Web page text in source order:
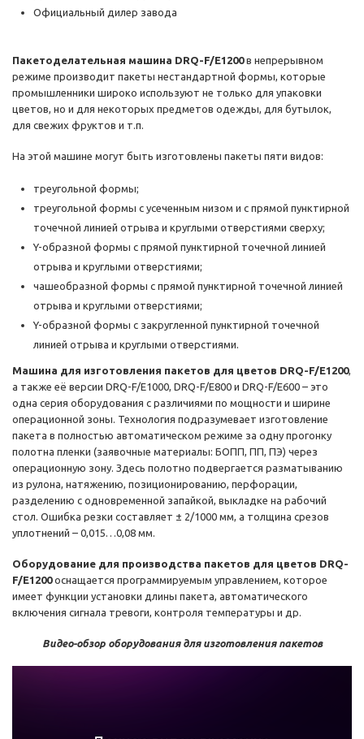
Официальный дилер завода
Пакетоделательная машина DRQ-F/E1200в непрерывном
режиме производит пакеты нестандартной формы, которые
промышленники широко используют не только для упаковки
цветов, но и для некоторых предметов одежды, для бутылок,
для свежих фруктов и т.п.
На этой машине могут быть изготовлены пакеты пяти видов:
треугольной формы;
треугольной формы с усеченным низом и с прямой пунктирной
точечной линией отрыва и круглыми отверстиями сверху;
Y-образной формы с прямой пунктирной точечной линией
отрыва и круглыми отверстиями;
чашеобразной формы с прямой пунктирной точечной линией
отрыва и круглыми отверстиями;
Y-образной формы с закругленной пунктирной точечной
линией отрыва и круглыми отверстиями.
Машина для изготовления пакетов для цветов DRQ-F/E1200,
а также её версии DRQ-F/E1000, DRQ-F/E800 и DRQ-F/E600 – это
одна серия оборудования с различиями по мощности и ширине
операционной зоны. Технология подразумевает изготовление
пакета в полностью автоматическом режиме за одну прогонку
полотна пленки (заявочные материалы: БОПП, ПП, ПЭ) через
операционную зону. Здесь полотно подвергается разматыванию
из рулона, натяжению, позиционированию, перфорации,
разделению с одновременной запайкой, выкладке на рабочий
стол. Ошибка резки составляет ± 2/1000 мм, а толщина срезов
уплотнений – 0,015…0,08 мм.
Оборудование для производства пакетов для цветов DRQ-
F/E1200оснащается программируемым управлением, которое
имеет функции установки длины пакета, автоматического
включения сигнала тревоги, контроля температуры и др.
Видео-обзор оборудования для изготовления пакетов